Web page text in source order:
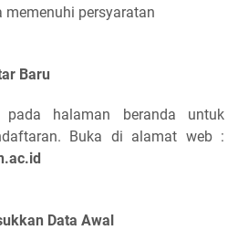
memenuhi persyaratan
Baru
halaman beranda untuk
Buka di alamat web :
Data Awal